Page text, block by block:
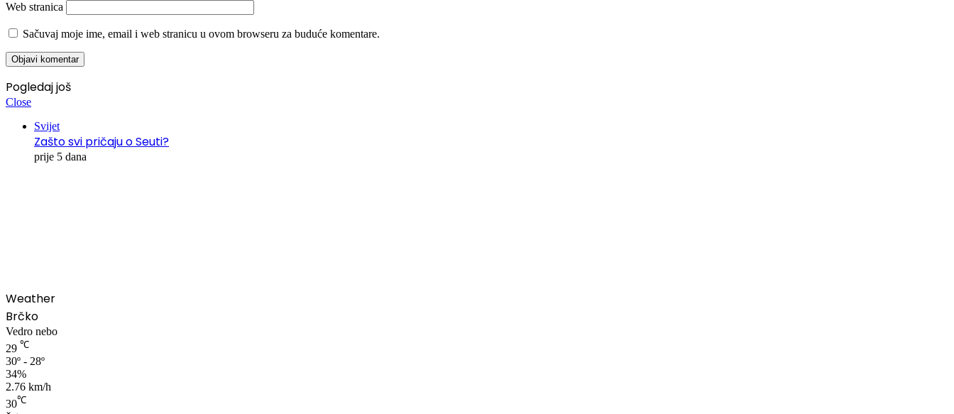
Web stranica
Sačuvaj moje ime, email i web stranicu u ovom browseru za buduće komentare.
Pogledaj još
Close
Svijet
Zašto svi pričaju o Seuti?
prije 5 dana
Weather
Brčko
Vedro nebo
29 ℃
30º - 28º
34%
2.76 km/h
30℃